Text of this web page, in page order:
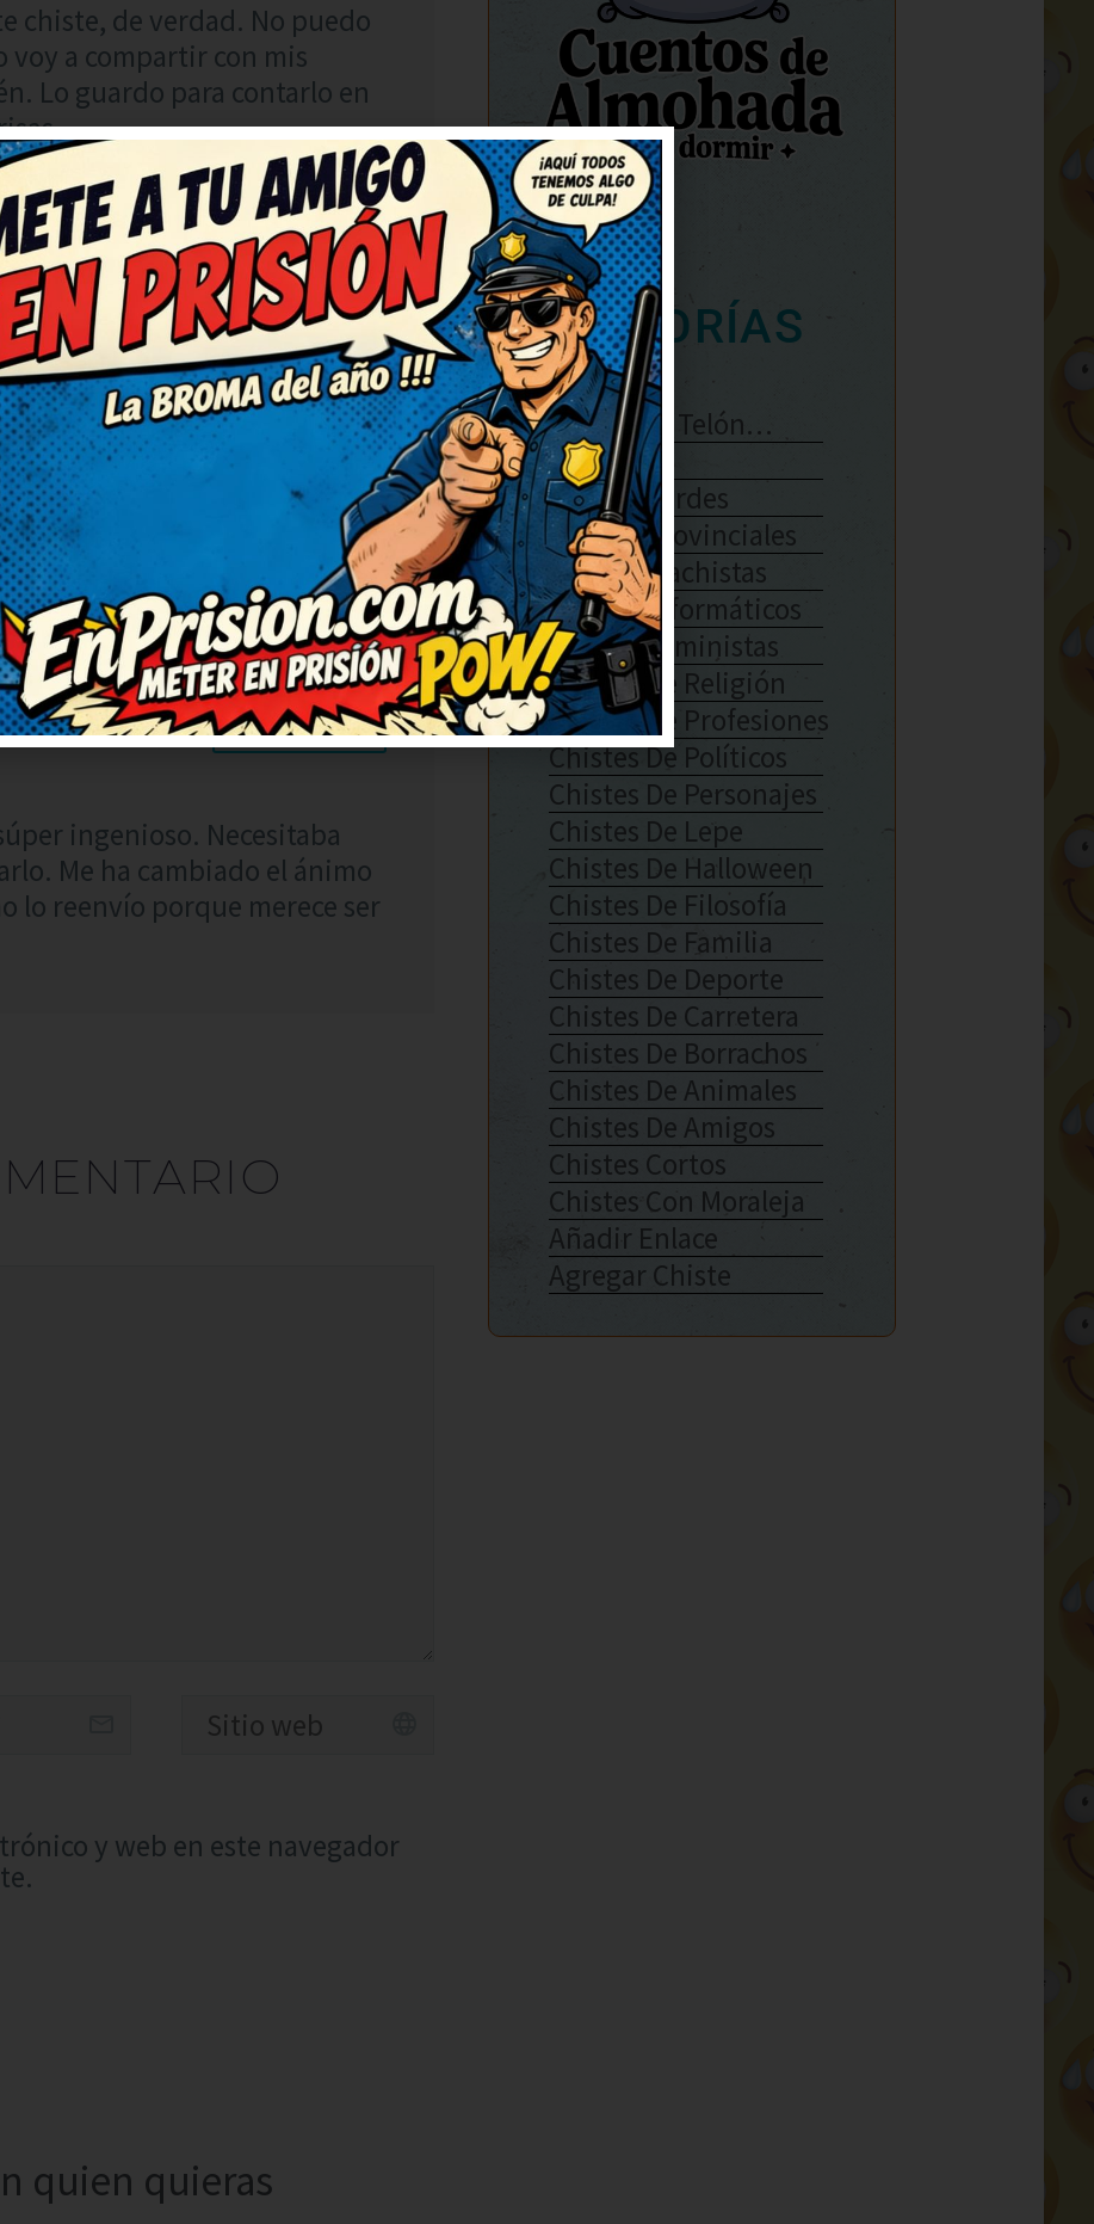
chiste, de verdad. No puedo
voy a compartir con mis
Lo guardo para contarlo en
RESPONDER
chiste, de verdad. Necesitaba
Muy ingenioso y bien
contarlo en casa, nos encanta
RESPONDER
ingenioso. Necesitaba
Me ha cambiado el ánimo
lo reenvío porque merece ser
y web en este navegador
quien quieras
CATEGORÍAS
Se Abre El Telón…
Enlaces
Chistes Verdes
Chistes Provinciales
Chistes Machistas
Chistes Informáticos
Chistes Feministas
Chistes De Religión
Chistes De Profesiones
Chistes De Políticos
Chistes De Personajes
Chistes De Lepe
Chistes De Halloween
Chistes De Filosofía
Chistes De Familia
Chistes De Deporte
Chistes De Carretera
Chistes De Borrachos
Chistes De Animales
Chistes De Amigos
Chistes Cortos
Chistes Con Moraleja
Añadir Enlace
Agregar Chiste